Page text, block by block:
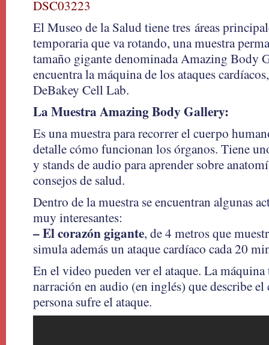
El Museo de la Salud tiene tres áreas
temporaria que va rotando, una muestra
tamaño gigante denominada Amazing Body
encuentra la máquina de los ataques
DeBakey Cell Lab.
La Muestra Amazing Body Gallery:
Es una muestra para recorrer el cuerpo
detalle cómo funcionan los órganos. Tiene
y stands de audio para aprender sobre
consejos de salud.
Dentro de la muestra se encuentran algunas
muy interesantes:
– El corazón gigante, de 4 metros que
simula además un ataque cardíaco cada 20
En el video pueden ver el ataque. La máquina
narración en audio (en inglés) que describe
persona sufre el ataque.